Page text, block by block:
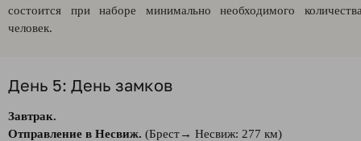
состоится при наборе минимально необходимого
человек.
День 5: День замков
Завтрак.
Отправление в Несвиж. (Брест→ Несвиж: 277 км)